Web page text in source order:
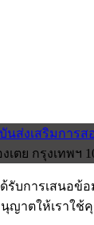
นส่งเสริมการ
กรุงเทพฯ
บการเสนอ
ญาตให้เรา